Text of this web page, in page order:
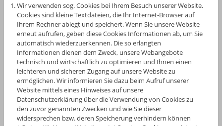
Wir verwenden sog. Cookies bei Ihrem Besuch unserer Website.
Cookies sind kleine Textdateien, die Ihr Internet-Browser auf
Ihrem Rechner ablegt und speichert. Wenn Sie unsere Website
erneut aufrufen, geben diese Cookies Informationen ab, um Sie
automatisch wiederzuerkennen. Die so erlangten
Informationen dienen dem Zweck, unsere Webangebote
technisch und wirtschaftlich zu optimieren und Ihnen einen
leichteren und sicheren Zugang auf unsere Website zu
ermöglichen. Wir informieren Sie dazu beim Aufruf unserer
Website mittels eines Hinweises auf unsere
Datenschutzerklärung über die Verwendung von Cookies zu
den zuvor genannten Zwecken und wie Sie dieser
widersprechen bzw. deren Speicherung verhindern können